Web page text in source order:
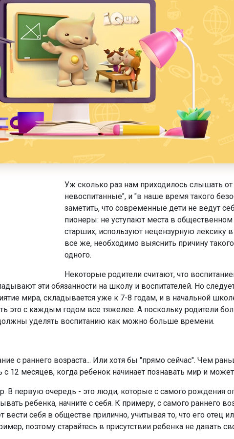
Уж сколько раз нам приходилось слышать
невоспитанные", и "в наше время такого
заметить, что современные дети не ведут
пионеры: не уступают места в
старших, используют нецензурную лексику
все же, необходимо выяснить причину
одного.
Некоторые родители считают, что
эти обязанности на школу и воспитателей. Но
мира, складывается уже к 7-8 годам, и в начальной
это с каждым годом все тяжелее. А поскольку родители
уделять воспитанию как можно больше времени.
с раннего возраста... Или хотя бы "прямо сейчас". Чем
с 12 месяцев, когда ребенок начинает познавать мир и
В первую очередь - это люди, которые с самого рождения
ребенка, начните с себя. К примеру, с самого раннего
вести себя в обществе прилично, учитывая то, что его
поэтому старайтесь в присутствии ребенка не давать